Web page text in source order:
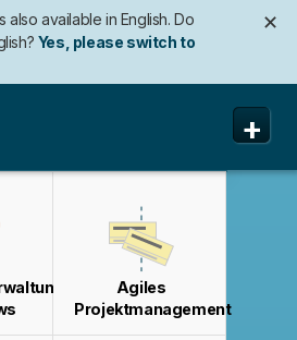
available in English. Do
Yes, please switch to
✕
weiterlesen?
✕
?
✕
✕
+
Agiles
Projektmanagement